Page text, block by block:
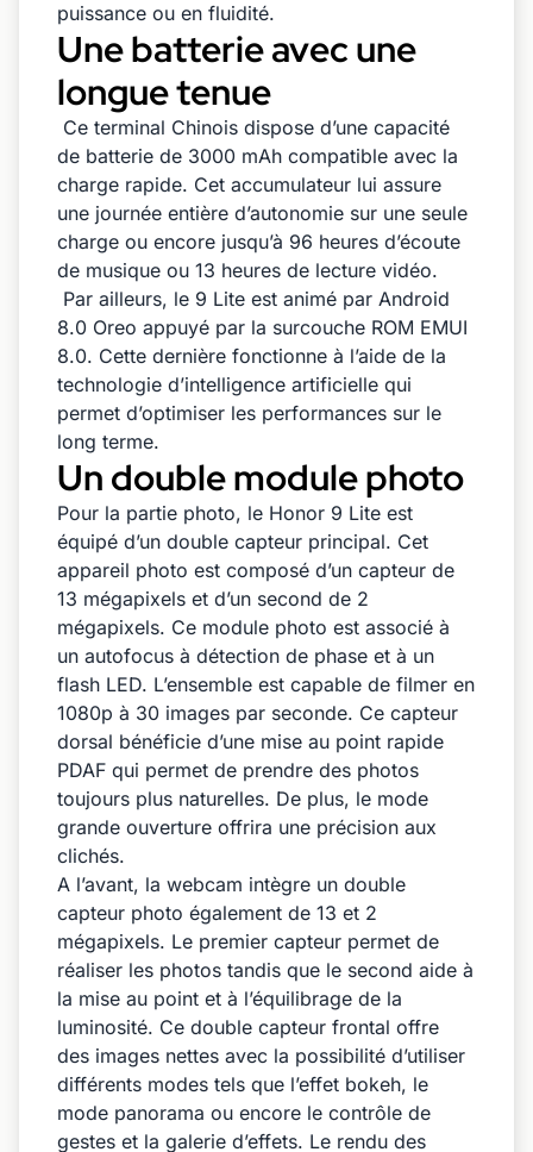
puissance ou en fluidité.
Une batterie avec une
longue tenue
Ce terminal Chinois dispose d’une capacité
de batterie de 3000 mAh compatible avec la
charge rapide. Cet accumulateur lui assure
une journée entière d’autonomie sur une seule
charge ou encore jusqu’à 96 heures d’écoute
de musique ou 13 heures de lecture vidéo.
Par ailleurs, le 9 Lite est animé par Android
8.0 Oreo appuyé par la surcouche ROM EMUI
8.0. Cette dernière fonctionne à l’aide de la
technologie d’intelligence artificielle qui
permet d’optimiser les performances sur le
long terme.
Un double module photo
Pour la partie photo, le Honor 9 Lite est
équipé d’un double capteur principal. Cet
appareil photo est composé d’un capteur de
13 mégapixels et d’un second de 2
mégapixels. Ce module photo est associé à
un autofocus à détection de phase et à un
flash LED. L’ensemble est capable de filmer en
1080p à 30 images par seconde. Ce capteur
dorsal bénéficie d’une mise au point rapide
PDAF qui permet de prendre des photos
toujours plus naturelles. De plus, le mode
grande ouverture offrira une précision aux
clichés.
A l’avant, la webcam intègre un double
capteur photo également de 13 et 2
mégapixels. Le premier capteur permet de
réaliser les photos tandis que le second aide à
la mise au point et à l’équilibrage de la
luminosité. Ce double capteur frontal offre
des images nettes avec la possibilité d’utiliser
différents modes tels que l’effet bokeh, le
mode panorama ou encore le contrôle de
gestes et la galerie d’effets. Le rendu des